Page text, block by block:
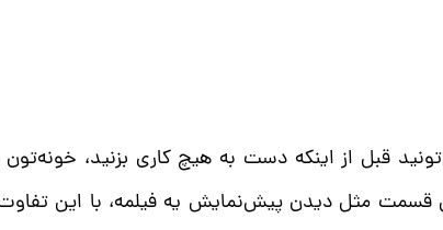
قبل از اینکه دست به هیچ کاری بزنید،
قسمت مثل دیدن پیش‌نمایش یه فیلمه، با این